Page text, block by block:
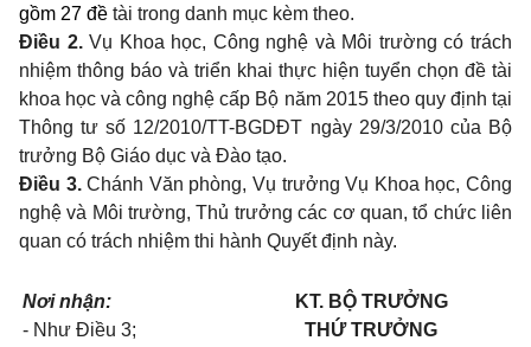
gồm 27 đề tài trong danh mục kèm theo.
Điều 2.Vụ Khoa học, Công nghệ và Môi trường có trách
nhiệm thông báo và triển khai thực hiện tuyển chọn đề tài
khoa học và công nghệ cấp Bộ năm 2015 theo quy định tại
Thông tư số 12/2010/TT-BGDĐT ngày 29/3/2010 của Bộ
trưởng Bộ Giáo dục và Đào tạo.
Điều 3.Chánh Văn phòng, Vụ trưởng Vụ Khoa học, Công
nghệ và Môi trường, Thủ trưởng các cơ quan, tổ chức liên
quan có trách nhiệm thi hành Quyết định này.
Nơi nhận:
- Như Điều 3;
KT. BỘ TRƯỞNG
THỨ TRƯỞNG